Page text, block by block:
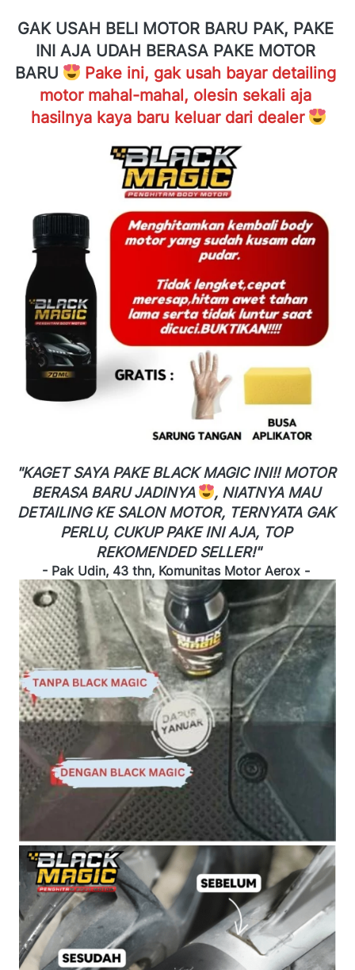
GAK USAH BELI MOTOR BARU PAK, PAKE
INI AJA UDAH BERASA PAKE MOTOR
BARU
Pake ini, gak usah bayar detailing
motor mahal-mahal, olesin sekali aja
hasilnya kaya baru keluar dari dealer
"KAGET SAYA PAKE BLACK MAGIC INI!! MOTOR
BERASA BARU JADINYA
, NIATNYA MAU
DETAILING KE SALON MOTOR, TERNYATA GAK
PERLU, CUKUP PAKE INI AJA, TOP
REKOMENDED SELLER!"
- Pak Udin, 43 thn, Komunitas Motor Aerox -